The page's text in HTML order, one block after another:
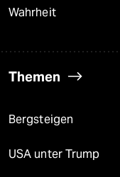
Wahrheit
Themen
Bergsteigen
USA unter Trump